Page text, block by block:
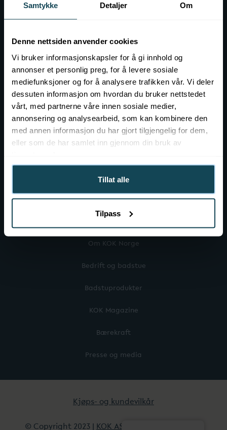
Samtykke Detaljer Om
Denne nettsiden anvender cookies
Vi bruker informasjonskapsler for å gi innhold og
annonser et personlig preg, for å levere sosiale
mediefunksjoner og for å analysere trafikken vår. Vi deler
dessuten informasjon om hvordan du bruker nettstedet
vårt, med partnerne våre innen sosiale medier,
annonsering og analysearbeid, som kan kombinere den
med annen informasjon du har gjort tilgjengelig for dem,
eller som de har samlet inn gjennom din bruk av
Tillat alle
Tilpass
Event hos KOK
Mer om KOK
Om KOK Norge
Bedrift og badstue
Badstuprodukter
KOK Magazine
Bærekraft
Presse og media
Kjøps- og kundevilkår
© Copyright 2023 | KOK AS